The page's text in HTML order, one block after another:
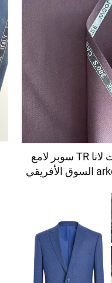
تخصيص البدلات لانا TR سوبر لامع